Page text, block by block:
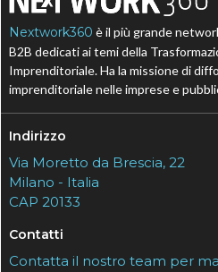
Nextwork360 è il più grande
B2B dedicati ai temi della
Imprenditoriale. Ha la missione di
imprenditoriale nelle imprese e
Indirizzo
Via Moretto da Brescia, 22
Milano - Italia
CAP 20133
Contatti
Contatta il nostro team per